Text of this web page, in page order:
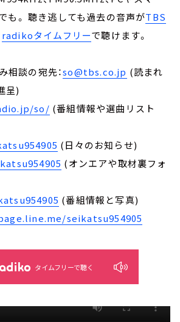
も。 聴き逃しても過去の音声がTBS
radikoタイムフリーで聴けます。
相談の宛先：so@tbs.co.jp (読まれ
呈)
so/ (番組情報や選曲リスト
(日々のお知らせ)
(オンエアや取材裏フォ
(番組情報と写真)
seikatsu954905
タイムフリーで聴く